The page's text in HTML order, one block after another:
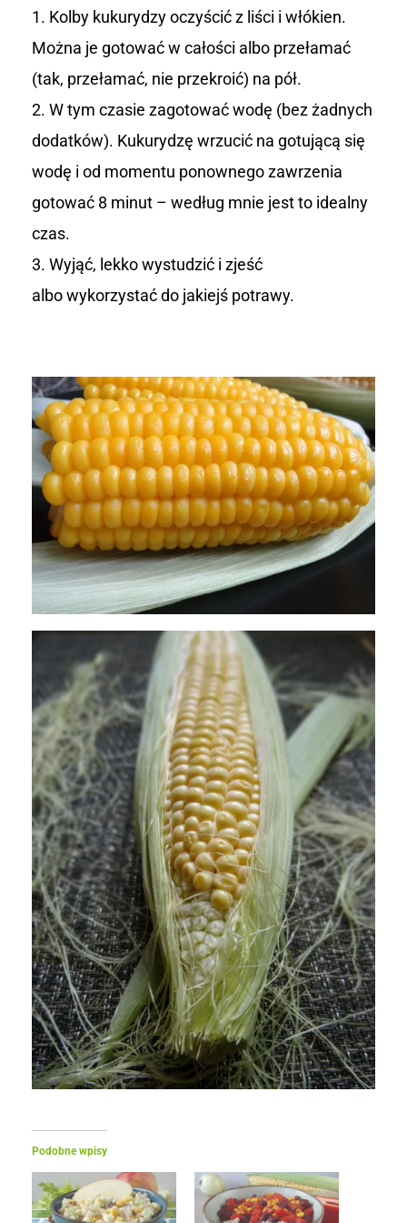
Kolby kukurydzy oczyścić z liści i włókien.
Można je gotować w całości albo przełamać
(tak, przełamać, nie przekroić) na pół.
W tym czasie zagotować wodę (bez żadnych
dodatków). Kukurydzę wrzucić na gotującą się
wodę i od momentu ponownego zawrzenia
gotować 8 minut – według mnie jest to idealny
czas.
Wyjąć, lekko wystudzić i zjeść
albo wykorzystać do jakiejś potrawy.
Podobne wpisy